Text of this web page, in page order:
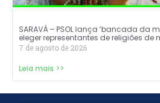
SARAVÁ – PSOL lança ‘bancada da
eleger representantes de religiões de
7 de agosto de 2026
Leia mais >>